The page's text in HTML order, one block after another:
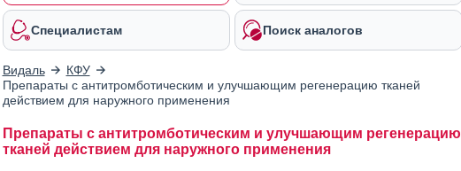
Специалистам Поиск аналогов
Видаль
КФУ
Препараты с антитромботическим и улучшающим регенерацию тканей
действием для наружного применения
Препараты с антитромботическим и улучшающим регенерацию
тканей действием для наружного применения